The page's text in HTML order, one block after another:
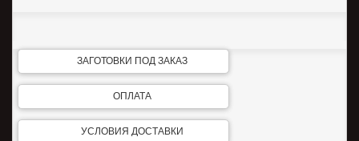
ЗАГОТОВКИ ПОД ЗАКАЗ
ОПЛАТА
УСЛОВИЯ ДОСТАВКИ